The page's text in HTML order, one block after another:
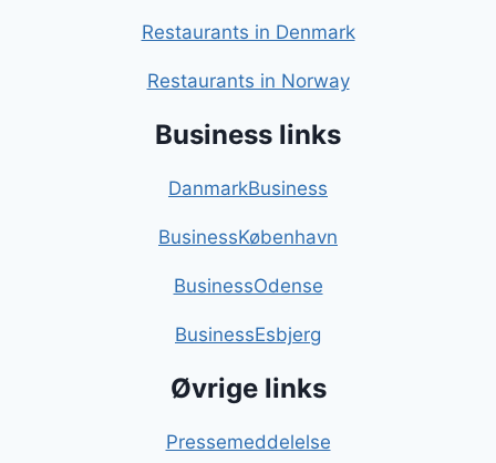
Restaurants in Denmark
Restaurants in Norway
Business links
DanmarkBusiness
BusinessKøbenhavn
BusinessOdense
BusinessEsbjerg
Øvrige links
Pressemeddelelse